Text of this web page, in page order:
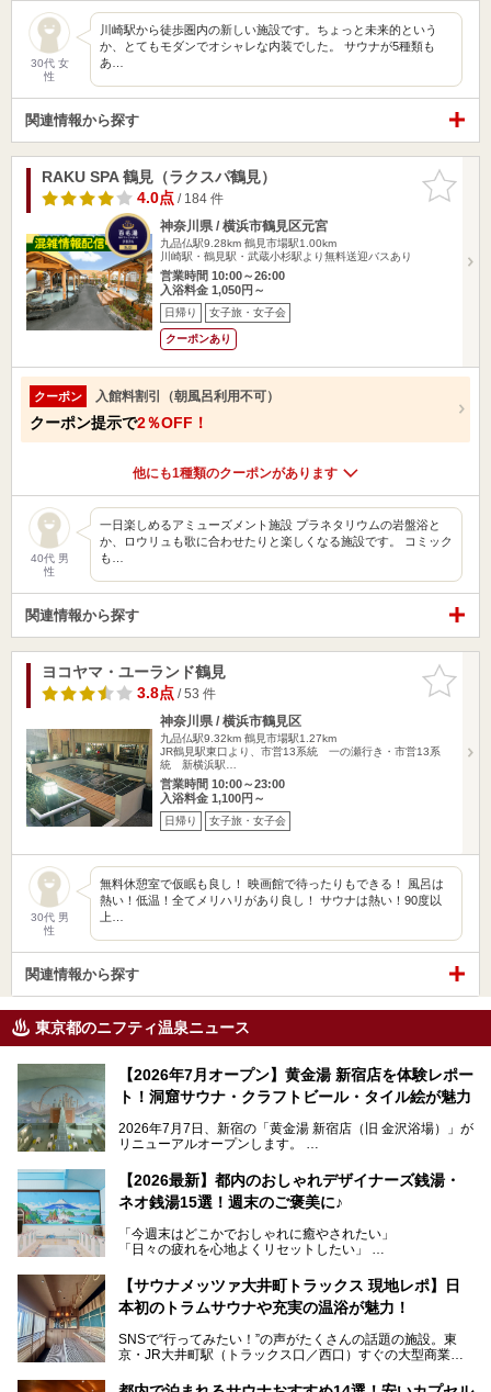
30代 女
性
川崎駅から徒歩圏内の新しい施設です。ちょっと未来的という
か、とてもモダンでオシャレな内装でした。 サウナが5種類も
あ…
関連情報から探す
お気に入
りに追加
RAKU SPA 鶴見（ラクスパ鶴見）
4.0点/ 184 件
神奈川県 / 横浜市鶴見区元宮
九品仏駅9.28km 鶴見市場駅1.00km
川崎駅・鶴見駅・武蔵小杉駅より無料送迎バスあり
営業時間 10:00～26:00
入浴料金 1,050円～
日帰り 女子旅・女子会
クーポンあり
クーポン 入館料割引（朝風呂利用不可）
クーポン提示で2％OFF！
他にも1種類のクーポンがあります
40代 男
性
一日楽しめるアミューズメント施設 プラネタリウムの岩盤浴と
か、ロウリュも歌に合わせたりと楽しくなる施設です。 コミック
も…
関連情報から探す
お気に入
りに追加
ヨコヤマ・ユーランド鶴見
3.8点/ 53 件
神奈川県 / 横浜市鶴見区
九品仏駅9.32km 鶴見市場駅1.27km
JR鶴見駅東口より、市営13系統 一の瀬行き・市営13系
統 新横浜駅…
営業時間 10:00～23:00
入浴料金 1,100円～
日帰り 女子旅・女子会
30代 男
性
無料休憩室で仮眠も良し！ 映画館で待ったりもできる！ 風呂は
熱い！低温！全てメリハリがあり良し！ サウナは熱い！90度以
上…
関連情報から探す
東京都のニフティ温泉ニュース
【2026年7月オープン】黄金湯 新宿店を体験レポー
ト！洞窟サウナ・クラフトビール・タイル絵が魅力
2026年7月7日、新宿の「黄金湯 新宿店（旧 金沢浴場）」が
リニューアルオープンします。
レトロでノスタルジックなタイル絵はそのまま、昔からここ
を知る地元の人にも、新しく足を運んでくれる人にも愛され
る、今の時代の"銭湯"として生まれ変わりました。洞窟のよ
ビアバーなど、新しく登場したスポットも併せて紹介しま
す。充実した設備があるのに、基本の入浴料が銭湯価格の5
【2026最新】都内のおしゃれデザイナーズ銭湯・
ネオ銭湯15選！週末のご褒美に♪
「今週末はどこかでおしゃれに癒やされたい」
「日々の疲れを心地よくリセットしたい」
となっている新しいスタイルの銭湯です。
最近、SNSやメディアで「デザイナーズ銭湯」や「ネオ銭
本記事では、そもそもこれらがどんな銭湯なのか、その気に
いおしゃれな名店15選を、おすすめの順番で一挙にご紹介
【サウナメッツァ大井町トラックス 現地レポ】日
本初のトラムサウナや充実の温浴が魅力！
SNSで“行ってみたい！”の声がたくさんの話題の施設。東
京・JR大井町駅（トラックス口／西口）すぐの大型商業施
ツァ大井町トラックス」がニューオープン。施設の様子をレ